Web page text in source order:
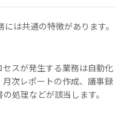
は共通の特徴があります。
スが発生する業務は自動化
次レポートの作成、議事録
処理などが該当します。